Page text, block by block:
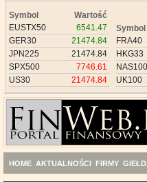
Symbol
Wartość
EUSTX50
6541.47
GER30
21474.84
JPN225
21474.84
SPX500
7746.61
US30
21474.84
Symbol
FRA40
HKG33
NAS100
UK100
HOME AKTUALNOŚCI FIRMY